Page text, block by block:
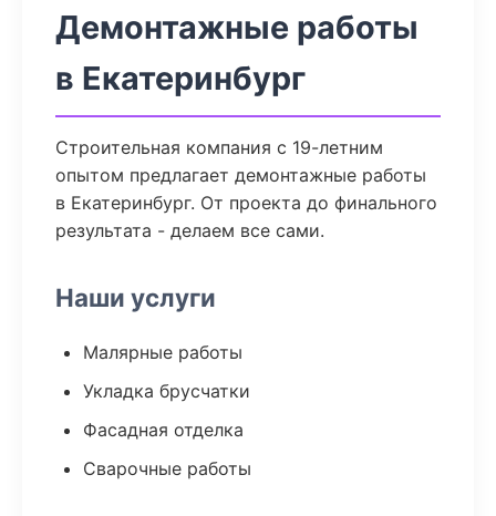
Демонтажные работы
в Екатеринбург
Строительная компания с 19-летним
опытом предлагает демонтажные работы
в Екатеринбург. От проекта до финального
результата - делаем все сами.
Наши услуги
Малярные работы
Укладка брусчатки
Фасадная отделка
Сварочные работы